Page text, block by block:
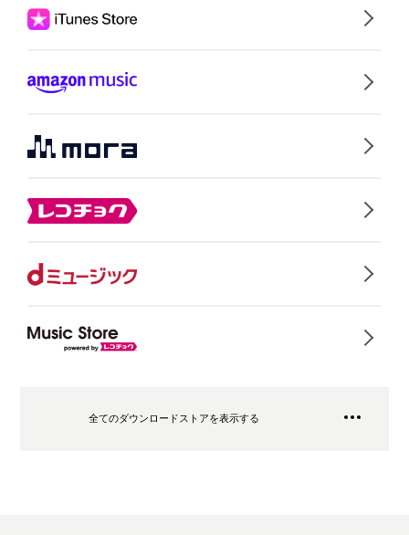
全てのダウンロードストアを表示する